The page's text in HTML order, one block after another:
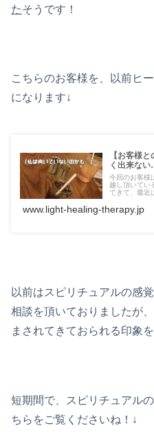
たそうです！
こちらのお客様を、以前ヒ
になります↓
【お客様
く出来な
今回のお客様
越し頂いてい
てきて、最近
www.light-healing-therapy.jp
以前はスピリチュアルの感
相談を頂いておりましたが
まされてきておられる印象を
短期間で、スピリチュアル
ちらをご覧くださいね！↓